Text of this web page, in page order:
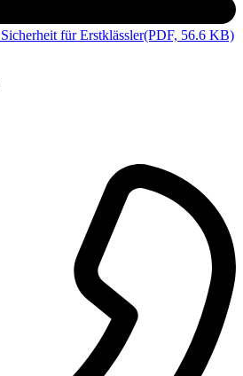
für Erstklässler(PDF, 56.6 KB)